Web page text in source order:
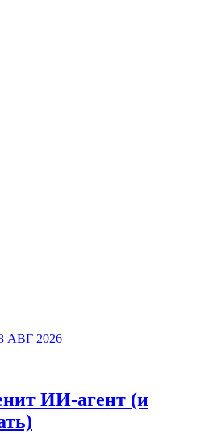
2026
ИИ‑агент (и